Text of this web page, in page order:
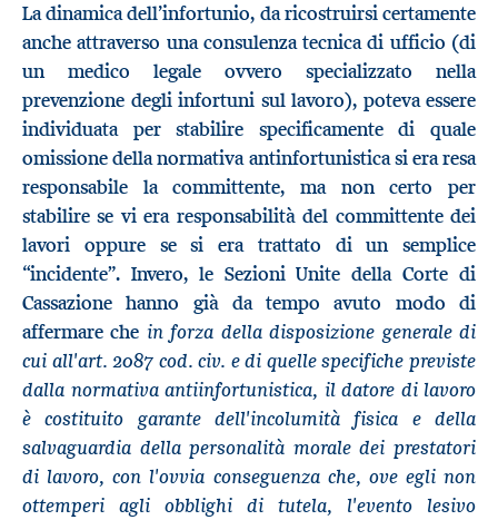
La dinamica dell’infortunio, da ricostruirsi certamente
anche attraverso una consulenza tecnica di ufficio (di
un medico legale ovvero specializzato nella
prevenzione degli infortuni sul lavoro), poteva essere
individuata per stabilire specificamente di quale
omissione della normativa antinfortunistica si era resa
responsabile la committente, ma non certo per
stabilire se vi era responsabilità del committente dei
lavori oppure se si era trattato di un semplice
“incidente”. Invero, le Sezioni Unite della Corte di
Cassazione hanno già da tempo avuto modo di
affermare che in forza della disposizione generale di
cui all'art. 2087 cod. civ. e di quelle specifiche previste
dalla normativa antiinfortunistica, il datore di lavoro
è costituito garante dell'incolumità fisica e della
salvaguardia della personalità morale dei prestatori
di lavoro, con l'ovvia conseguenza che, ove egli non
ottemperi agli obblighi di tutela, l'evento lesivo